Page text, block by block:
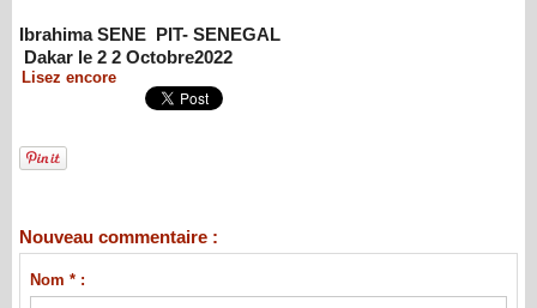
Ibrahima SENE PIT- SENEGAL
Dakar le 2 2 Octobre2022
Lisez encore
Nouveau commentaire :
Nom * :